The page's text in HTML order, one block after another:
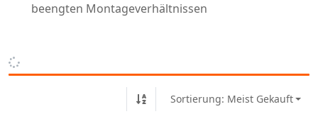
beengten Montageverhältnissen
Sortierung: Meist Gekauft